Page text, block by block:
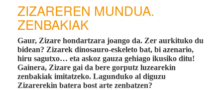
ZIZAREREN MUNDUA.
ZENBAKIAK
Gaur, Zizare hondartzara joango da. Zer aurkituko du
bidean? Zizarek dinosauro-eskeleto bat, bi azenario,
hiru sagutxo… eta askoz gauza gehiago ikusiko ditu!
Gainera, Zizare gai da bere gorputz luzearekin
zenbakiak imitatzeko. Lagunduko al diguzu
Zizarerekin batera bost arte zenbatzen?